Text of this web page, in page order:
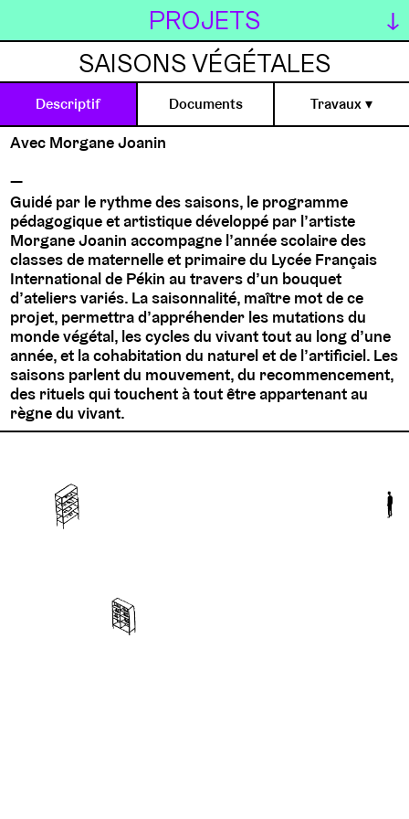
PROJETS
Descriptif Documents Travaux▾
GS (David)
CM1 (Cyrielle)
CM1 (Valérie)
CM2 (Patrick)
CM2 (Julie)
CM2 (Cécile)
SAISONS VÉGÉTALES
Avec Morgane Joanin
Guidé par le rythme des saisons, le programme
pédagogique et artistique développé par l’artiste
Morgane Joanin accompagne l’année scolaire des
classes de maternelle et primaire du Lycée Français
International de Pékin au travers d’un bouquet
d’ateliers variés. La saisonnalité, maître mot de ce
projet, permettra d’appréhender les mutations du
monde végétal, les cycles du vivant tout au long d’une
année, et la cohabitation du naturel et de l’artificiel. Les
saisons parlent du mouvement, du recommencement,
des rituels qui touchent à tout être appartenant au
règne du vivant.